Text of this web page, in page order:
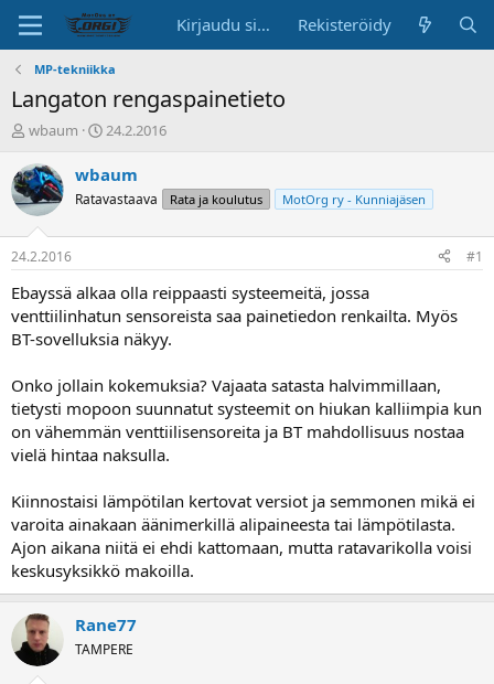
Kirjaudu sisään Rekisteröidy
MP-tekniikka
Langaton rengaspainetieto
K
s
k
u
s
t
e
l
n
a
o
i
t
a
a
wbaum
A
o
t
p
ä
v
ä
24.2.2016
wbaum
Ratavastaava Rata ja koulutus MotOrg ry - Kunniajäsen
24.2.2016 #1
Ebayssä alkaa olla reippaasti systeemeitä, jossa
venttiilinhatun sensoreista saa painetiedon renkailta. Myös
BT-sovelluksia näkyy.
Onko jollain kokemuksia? Vajaata satasta halvimmillaan,
tietysti mopoon suunnatut systeemit on hiukan kalliimpia kun
on vähemmän venttiilisensoreita ja BT mahdollisuus nostaa
vielä hintaa naksulla.
Kiinnostaisi lämpötilan kertovat versiot ja semmonen mikä ei
varoita ainakaan äänimerkillä alipaineesta tai lämpötilasta.
Ajon aikana niitä ei ehdi kattomaan, mutta ratavarikolla voisi
keskusyksikkö makoilla.
Rane77
TAMPERE